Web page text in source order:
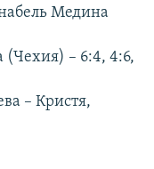
Медина
– 6:4, 4:6,
– Кристя,